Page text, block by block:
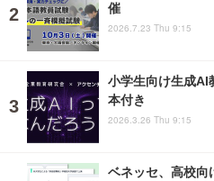
催
2026.7.23 Thu 9:15
小学生向け生成AI
本付き
2026.3.26 Thu 9:15
ベネッセ、高校向